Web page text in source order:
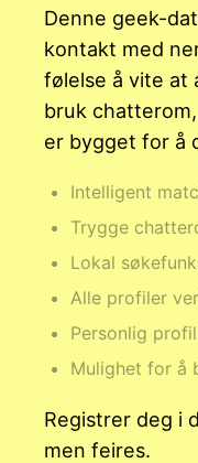
Denne geek-
kontakt med
følelse å vite at
bruk
er bygget for å
Intelligent
Trygge
Lokal
Alle profiler
Personlig
Mulighet for å
Registrer deg i
men feires.